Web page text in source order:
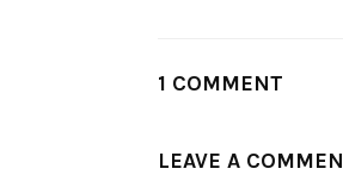
1 COMMENT
LEAVE A